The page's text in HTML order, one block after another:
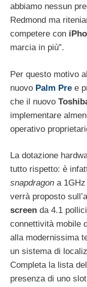
abbiamo nessun
Redmond ma
competere con
marcia in più”.
Per questo motivo
nuovo Palm Pre e
che il nuovo
implementare
operativo
La dotazione
tutto rispetto: è
snapdragon a
verrà proposto
screen da 4.1
connettività mobile
alla modernissima
un sistema di
Completa la lista
presenza di uno